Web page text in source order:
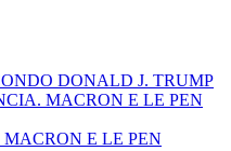
DONALD J. TRUMP
MACRON E LE PEN
E LE PEN